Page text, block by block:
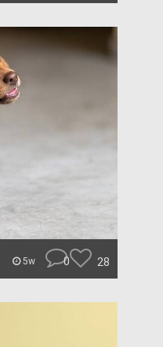
5w 0 28